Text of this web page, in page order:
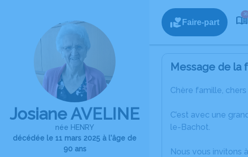
Josiane AVELINE
née HENRY
décédée le 11 mars 2025 à l'âge de
90 ans
Faire-part
36
Message de la
Chère famille, chers
C’est avec une
le-Bachot.
Nous vous invitons